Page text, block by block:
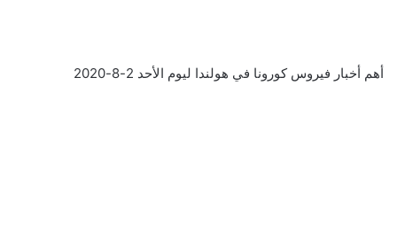
أهم أخبار فيروس كورونا في هولندا ليوم الأحد 2-8-2020